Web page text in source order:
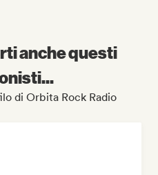
anche questi
di Orbita Rock Radio